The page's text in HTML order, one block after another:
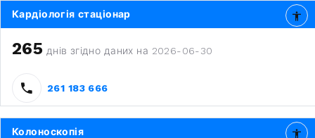
Кардіологія стаціонар
265 днів згідно даних на 2026-06-30
261 183 666
Колоноскопія